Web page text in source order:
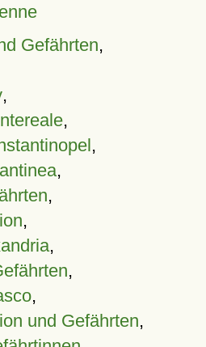
Gefährten,
,
,
,
,
,
,
,
,
,
und Gefährten,